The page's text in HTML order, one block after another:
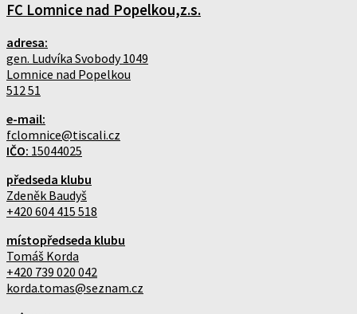
FC Lomnice nad Popelkou,z.s.
adresa:
gen. Ludvíka Svobody 1049
Lomnice nad Popelkou
512 51
e-mail:
fclomnice@tiscali.cz
IČO: 15044025
předseda klubu
Zdeněk Baudyš
+420 604 415 518
místopředseda klubu
Tomáš Korda
+420 739 020 042
korda.tomas@seznam.cz